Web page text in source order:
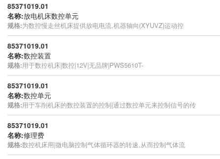
85371019.01
名称:放电机床数控单元
规格:为数控慢走丝机床提供放电电流,机器轴向(XYUVZ)运动控
85371019.01
名称:数控装置
规格:用于数控机床|数控|12V|无品牌|PWS5610T-
85371019.01
名称:数控单元
规格:用于车削机床的数控装置的控制|通过数控单元来控制信号的传
85371019.01
名称:修理费
规格:数控机床用|微电脑控制气体循环器的转速,从而控制气体流